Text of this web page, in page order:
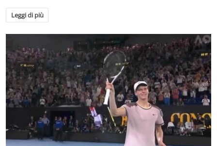
Leggi di più